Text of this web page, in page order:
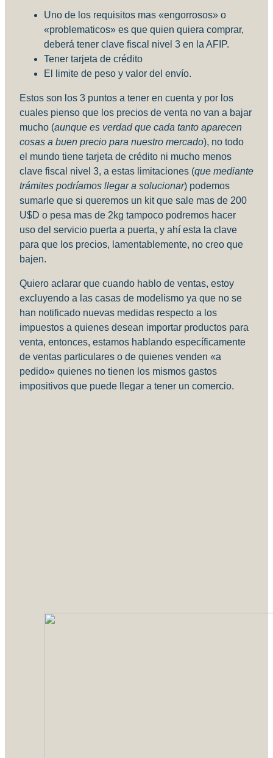
Uno de los requisitos mas «engorrosos» o
«problematicos» es que quien quiera comprar,
deberá tener clave fiscal nivel 3 en la AFIP.
Tener tarjeta de crédito
El limite de peso y valor del envío.
Estos son los 3 puntos a tener en cuenta y por los
cuales pienso que los precios de venta no van a bajar
mucho (aunque es verdad que cada tanto aparecen
cosas a buen precio para nuestro mercado), no todo
el mundo tiene tarjeta de crédito ni mucho menos
clave fiscal nivel 3, a estas limitaciones (que mediante
trámites podríamos llegar a solucionar) podemos
sumarle que si queremos un kit que sale mas de 200
U$D o pesa mas de 2kg tampoco podremos hacer
uso del servicio puerta a puerta, y ahí esta la clave
para que los precios, lamentablemente, no creo que
bajen.
Quiero aclarar que cuando hablo de ventas, estoy
excluyendo a las casas de modelismo ya que no se
han notificado nuevas medidas respecto a los
impuestos a quienes desean importar productos para
venta, entonces, estamos hablando específicamente
de ventas particulares o de quienes venden «a
pedido» quienes no tienen los mismos gastos
impositivos que puede llegar a tener un comercio.